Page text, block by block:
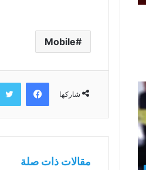
Mobile
شاركها
فيسبوك
مقالات ذات صلة